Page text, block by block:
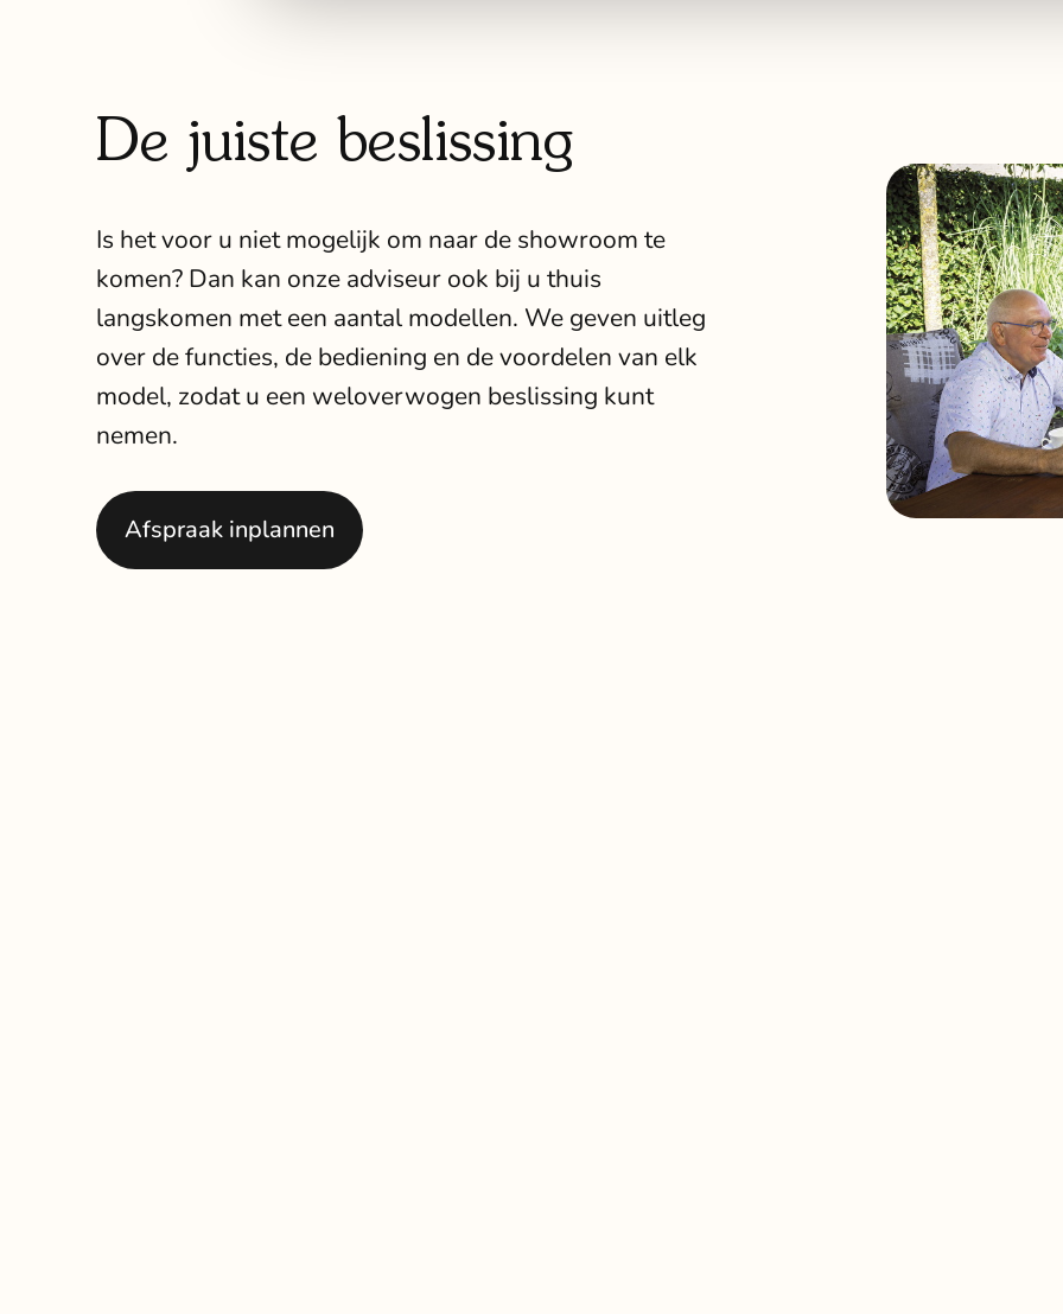
De juiste beslissing
Is het voor u niet mogelijk om naar de showroom te
komen? Dan kan onze adviseur ook bij u thuis
langskomen met een aantal modellen. We geven uitleg
over de functies, de bediening en de voordelen van elk
model, zodat u een weloverwogen beslissing kunt
nemen.
Afspraak inplannen